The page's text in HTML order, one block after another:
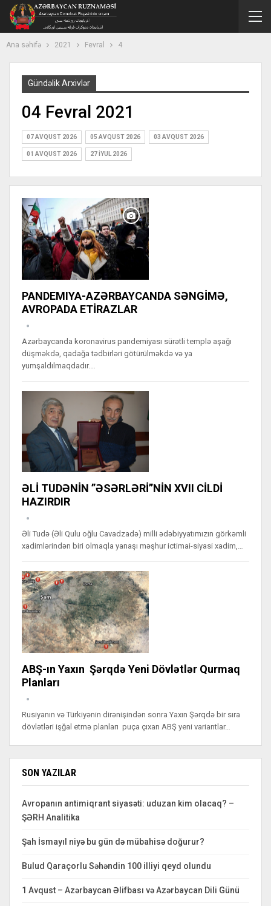
Ana səhifə 2021 Fevral 4
Gündəlik Arxivlər
04 Fevral 2021
07 AVQUST 2026 05 AVQUST 2026 03 AVQUST 2026
01 AVQUST 2026 27 İYUL 2026
PANDEMIYA-AZƏRBAYCANDA SƏNGİMƏ,
AVROPADA ETİRAZLAR
Azərbaycanda koronavirus pandemiyası sürətli templə aşağı
düşməkdə, qadağa tədbirləri götürülməkdə və ya
yumşaldılmaqdadır.…
ƏLİ TUDƏNİN ”ƏSƏRLƏRİ”NİN XVII CİLDİ
HAZIRDIR
Əli Tudə (Əli Qulu oğlu Cavadzadə) milli ədəbiyyatımızın görkəmli
xadimlərindən biri olmaqla yanaşı məşhur ictimai-siyasi xadim,…
ABŞ-ın Yaxın Şərqdə Yeni Dövlətlər Qurmaq
Planları
Rusiyanın və Türkiyənin dirənişindən sonra Yaxın Şərqdə bir sıra
dövlətləri işğal etmə planları puça çıxan ABŞ yeni variantlar…
SON YAZILAR
Avropanın antimiqrant siyasəti: uduzan kim olacaq? –
ŞƏRH Analitika
Şah İsmayıl niyə bu gün də mübahisə doğurur?
Bulud Qaraçorlu Səhəndin 100 illiyi qeyd olundu
1 Avqust – Azərbaycan Əlifbası və Azərbaycan Dili Günü